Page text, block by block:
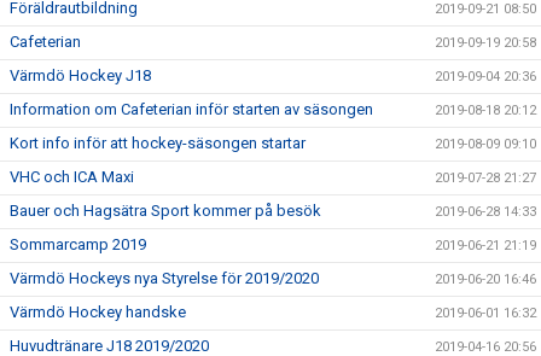
Föräldrautbildning 2019-09-21 08:50
Cafeterian 2019-09-19 20:58
Värmdö Hockey J18 2019-09-04 20:36
Information om Cafeterian inför starten av säsongen 2019-08-18 20:12
Kort info inför att hockey-säsongen startar 2019-08-09 09:10
VHC och ICA Maxi 2019-07-28 21:27
Bauer och Hagsätra Sport kommer på besök 2019-06-28 14:33
Sommarcamp 2019 2019-06-21 21:19
Värmdö Hockeys nya Styrelse för 2019/2020 2019-06-20 16:46
Värmdö Hockey handske 2019-06-01 16:32
Huvudtränare J18 2019/2020 2019-04-16 20:56